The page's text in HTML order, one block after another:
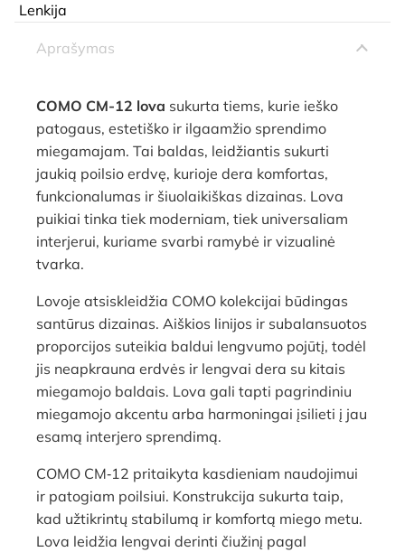
Lenkija
Aprašymas
COMO CM-12 lova sukurta tiems, kurie ieško
patogaus, estetiško ir ilgaamžio sprendimo
miegamajam. Tai baldas, leidžiantis sukurti
jaukią poilsio erdvę, kurioje dera komfortas,
funkcionalumas ir šiuolaikiškas dizainas. Lova
puikiai tinka tiek moderniam, tiek universaliam
interjerui, kuriame svarbi ramybė ir vizualinė
tvarka.
Lovoje atsiskleidžia COMO kolekcijai būdingas
santūrus dizainas. Aiškios linijos ir subalansuotos
proporcijos suteikia baldui lengvumo pojūtį, todėl
jis neapkrauna erdvės ir lengvai dera su kitais
miegamojo baldais. Lova gali tapti pagrindiniu
miegamojo akcentu arba harmoningai įsilieti į jau
esamą interjero sprendimą.
COMO CM‑12 pritaikyta kasdieniam naudojimui
ir patogiam poilsiui. Konstrukcija sukurta taip,
kad užtikrintų stabilumą ir komfortą miego metu.
Lova leidžia lengvai derinti čiužinį pagal